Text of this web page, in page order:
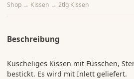
Shop → Kissen → 2tlg Kissen
Beschreibung
Kuscheliges Kissen mit Füsschen,
bestickt. Es wird mit Inlett geliefert.